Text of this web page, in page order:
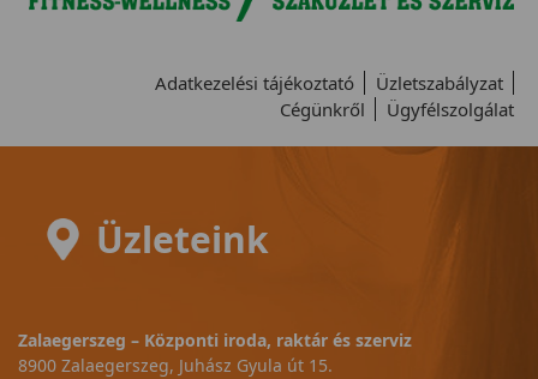
Adatkezelési tájékoztató
Üzletszabályzat
Cégünkről
Ügyfélszolgálat
Üzleteink
Zalaegerszeg – Központi iroda, raktár és szerviz
8900 Zalaegerszeg, Juhász Gyula út 15.